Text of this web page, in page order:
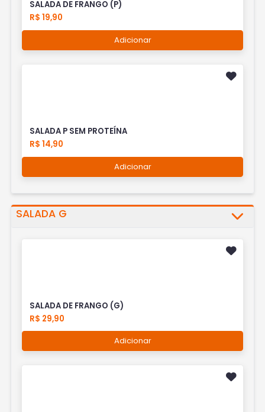
SALADA DE FRANGO (P)
R$ 19,90
Adicionar
SALADA P SEM PROTEÍNA
R$ 14,90
Adicionar
SALADA G
SALADA DE FRANGO (G)
R$ 29,90
Adicionar